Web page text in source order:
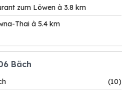
zum Löwen à 3.8 km
Thai à 5.4 km
Bäch
(10)